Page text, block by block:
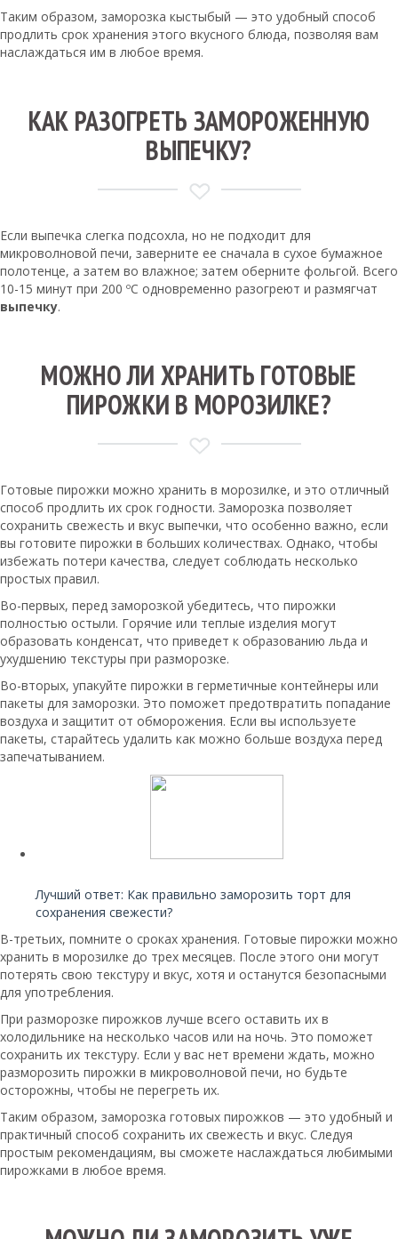
Таким образом, заморозка кыстыбый — это удобный способ
продлить срок хранения этого вкусного блюда, позволяя вам
наслаждаться им в любое время.
КАК РАЗОГРЕТЬ ЗАМОРОЖЕННУЮ
ВЫПЕЧКУ?
Если выпечка слегка подсохла, но не подходит для
микроволновой печи, заверните ее сначала в сухое бумажное
полотенце, а затем во влажное; затем оберните фольгой. Всего
10-15 минут при 200 ºС одновременно разогреют и размягчат
выпечку.
МОЖНО ЛИ ХРАНИТЬ ГОТОВЫЕ
ПИРОЖКИ В МОРОЗИЛКЕ?
Готовые пирожки можно хранить в морозилке, и это отличный
способ продлить их срок годности. Заморозка позволяет
сохранить свежесть и вкус выпечки, что особенно важно, если
вы готовите пирожки в больших количествах. Однако, чтобы
избежать потери качества, следует соблюдать несколько
простых правил.
Во-первых, перед заморозкой убедитесь, что пирожки
полностью остыли. Горячие или теплые изделия могут
образовать конденсат, что приведет к образованию льда и
ухудшению текстуры при разморозке.
Во-вторых, упакуйте пирожки в герметичные контейнеры или
пакеты для заморозки. Это поможет предотвратить попадание
воздуха и защитит от обморожения. Если вы используете
пакеты, старайтесь удалить как можно больше воздуха перед
запечатыванием.
Лучший ответ: Как правильно заморозить торт для
сохранения свежести?
В-третьих, помните о сроках хранения. Готовые пирожки можно
хранить в морозилке до трех месяцев. После этого они могут
потерять свою текстуру и вкус, хотя и останутся безопасными
для употребления.
При разморозке пирожков лучше всего оставить их в
холодильнике на несколько часов или на ночь. Это поможет
сохранить их текстуру. Если у вас нет времени ждать, можно
разморозить пирожки в микроволновой печи, но будьте
осторожны, чтобы не перегреть их.
Таким образом, заморозка готовых пирожков — это удобный и
практичный способ сохранить их свежесть и вкус. Следуя
простым рекомендациям, вы сможете наслаждаться любимыми
пирожками в любое время.